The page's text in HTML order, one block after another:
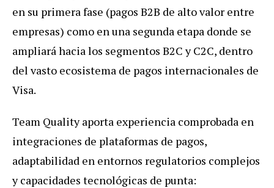
en su primera fase (pagos B2B de alto valor entre
empresas) como en una segunda etapa donde se
ampliará hacia los segmentos B2C y C2C, dentro
del vasto ecosistema de pagos internacionales de
Visa.
Team Quality aporta experiencia comprobada en
integraciones de plataformas de pagos,
adaptabilidad en entornos regulatorios complejos
y capacidades tecnológicas de punta: